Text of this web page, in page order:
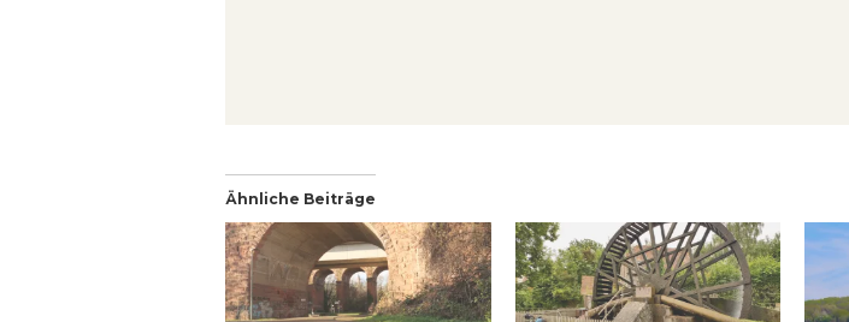
Ähnliche Beiträge